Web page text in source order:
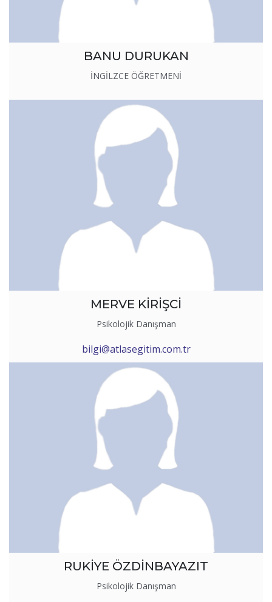
BANU DURUKAN
İNGİLZCE ÖĞRETMENİ
MERVE KİRİŞCİ
Psikolojik Danışman
bilgi@atlasegitim.com.tr
RUKİYE ÖZDİNBAYAZIT
Psikolojik Danışman